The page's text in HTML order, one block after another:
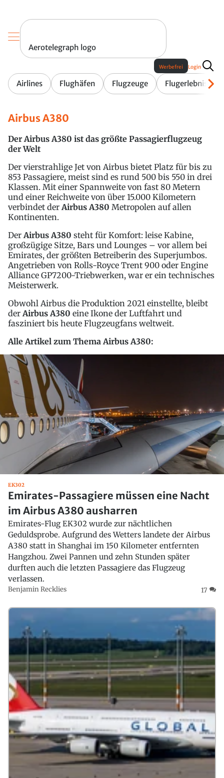
Aerotelegraph logo
Airlines Flughäfen Flugzeuge Flugerlebnis
Werbefrei Login
Airbus A380
Der Airbus A380 ist das größte Passagierflugzeug
der Welt
Der vierstrahlige Jet von Airbus bietet Platz für bis zu
853 Passagiere, meist sind es rund 500 bis 550 in drei
Klassen. Mit einer Spannweite von fast 80 Metern
und einer Reichweite von über 15.000 Kilometern
verbindet derAirbus A380 Metropolen auf allen
Kontinenten.
DerAirbus A380 steht für Komfort: leise Kabine,
großzügige Sitze, Bars und Lounges – vor allem bei
Emirates, der größten Betreiberin des Superjumbos.
Angetrieben von Rolls-Royce Trent 900 oder Engine
Alliance GP7200-Triebwerken, war er ein technisches
Meisterwerk.
Obwohl Airbus die Produktion 2021 einstellte, bleibt
derAirbus A380 eine Ikone der Luftfahrt und
fasziniert bis heute Flugzeugfans weltweit.
Alle Artikel zum Thema Airbus A380:
EK302
Emirates-Passagiere müssen eine Nacht
im Airbus A380 ausharren
Emirates-Flug EK302 wurde zur nächtlichen
Geduldsprobe. Aufgrund des Wetters landete der Airbus
A380 statt in Shanghai im 150 Kilometer entfernten
Hangzhou. Zwei Pannen und zehn Stunden später
durften auch die letzten Passagiere das Flugzeug
verlassen.
Benjamin Recklies 17